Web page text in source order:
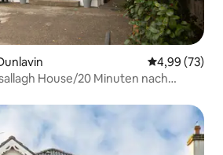
4,99 (73)
House/20 Minuten nach